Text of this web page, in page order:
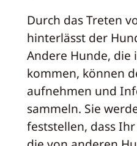
Durch das Treten
hinterlässt der
Andere Hunde, die
kommen, können
aufnehmen und
sammeln. Sie
feststellen, dass